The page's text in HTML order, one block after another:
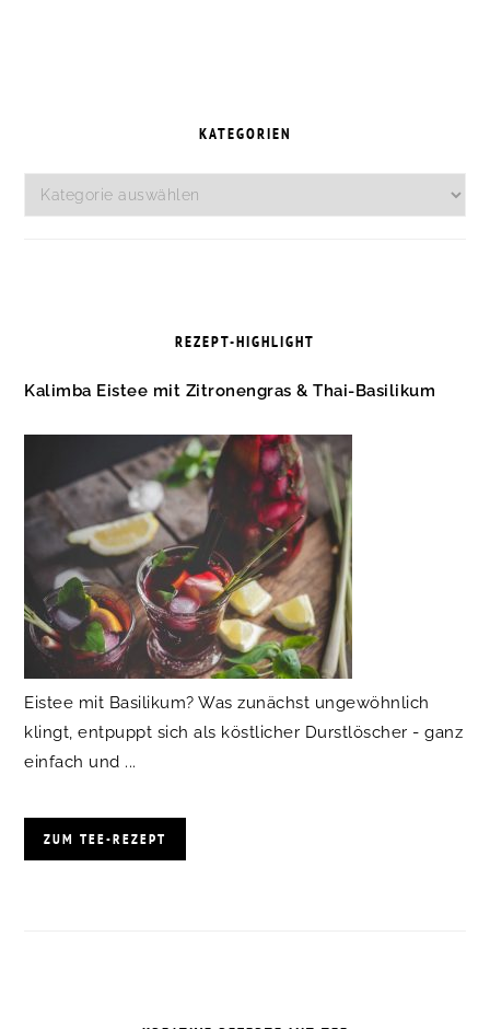
KATEGORIEN
Kategorien
REZEPT-HIGHLIGHT
Kalimba Eistee mit Zitronengras & Thai-Basilikum
Eistee mit Basilikum? Was zunächst ungewöhnlich
klingt, entpuppt sich als köstlicher Durstlöscher - ganz
einfach und ...
ZUM TEE-REZEPT